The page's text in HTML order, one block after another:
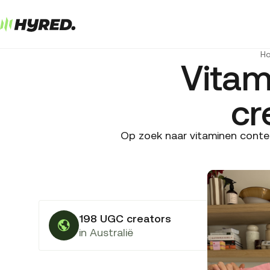
Op zoek naar vitaminen
198 UGC creators
in Australië